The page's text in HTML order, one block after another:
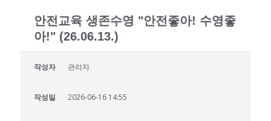
안전교육 생존수영 "안전좋아! 수영좋
아!" (26.06.13.)
작성자 관리자
작성일 2026-06-16 14:55